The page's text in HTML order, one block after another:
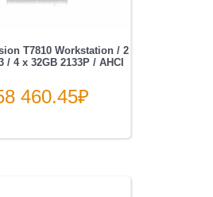
T7810 Workstation / 2
/ 4 x 32GB 2133P / AHCI
460.45₽